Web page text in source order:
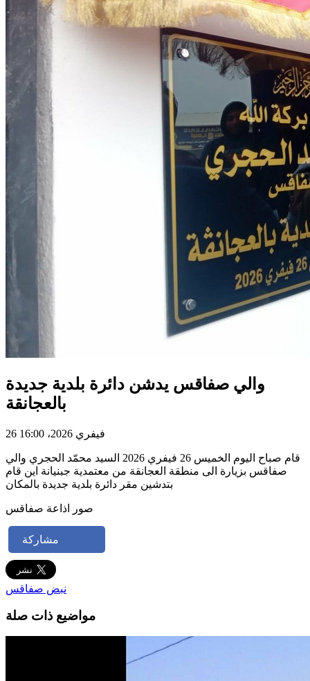
والي صفاقس يدشن دائرة بلدية جديدة
بالعجانقة
26 فيفري 2026، 16:00
قام صباح اليوم الخميس 26 فيفري 2026 السيد محمّد الحجري والي
صفاقس بزيارة الى منطقة العجانقة من معتمدية جبنيانة اين قام
بتدشين مقر دائرة بلدية جديدة بالمكان
صور اذاعة صفاقس
مشاركة
نبض صفاقس
مواضيع ذات صلة